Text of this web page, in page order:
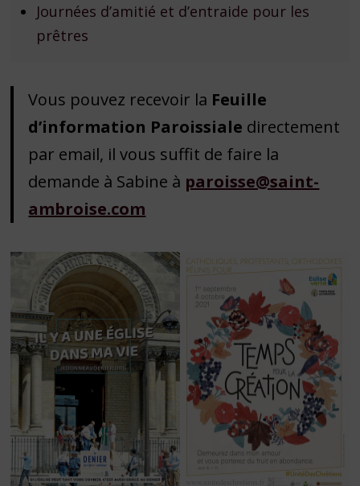
Journées d’amitié et d’entraide pour les
prêtres
Vous pouvez recevoir la Feuille
d’information Paroissiale directement
par email, il vous suffit de faire la
demande à Sabine à paroisse@saint-
ambroise.com